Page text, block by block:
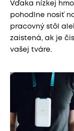
Vďaka nízkej
pohodlne nosiť
pracovný stôl
zaistená, ak je
vašej tváre.